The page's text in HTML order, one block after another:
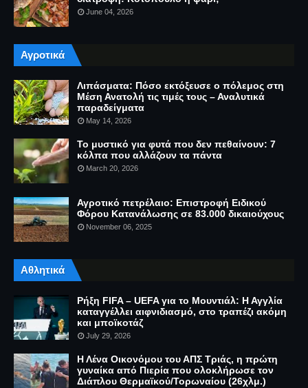
June 04, 2026
Αγροτικά
Λιπάσματα: Πόσο εκτόξευσε ο πόλεμος στη
Μέση Ανατολή τις τιμές τους – Αναλυτικά
παραδείγματα
May 14, 2026
Το μυστικό για φυτά που δεν πεθαίνουν: 7
κόλπα που αλλάζουν τα πάντα
March 20, 2026
Αγροτικό πετρέλαιο: Επιστροφή Ειδικού
Φόρου Κατανάλωσης σε 83.000 δικαιούχους
November 06, 2025
Αθλητικά
Ρήξη FIFA – UEFA για το Μουντιάλ: Η Αγγλία
καταγγέλλει αιφνιδιασμό, στο τραπέζι ακόμη
και μποϊκοτάζ
July 29, 2026
Η Λένα Οικονόμου του ΑΠΣ Τριάς, η πρώτη
γυναίκα από Πιερία που ολοκλήρωσε τον
Διάπλου Θερμαϊκού/Τορωναίου (26χλμ.)